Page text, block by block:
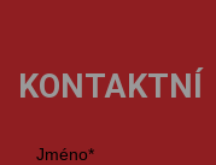
KONTAKTNÍ